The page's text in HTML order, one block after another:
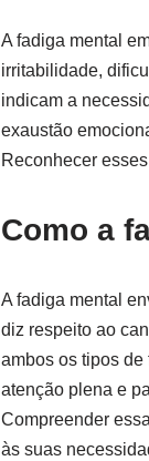
A fadiga mental
irritabilidade,
indicam a
exaustão
Reconhecer
Como a
A fadiga mental
diz respeito ao
ambos os tipos de
atenção plena e
Compreender
às suas